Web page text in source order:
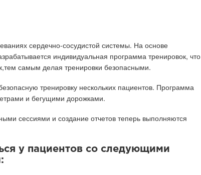
сердечно-сосудистой системы. На основе
индивидуальная программа тренировок, что
самым делая тренировки безопасными.
тренировку нескольких пациентов. Программа
и бегущими дорожками.
сессиями и создание отчетов теперь выполняются
у пациентов со следующими